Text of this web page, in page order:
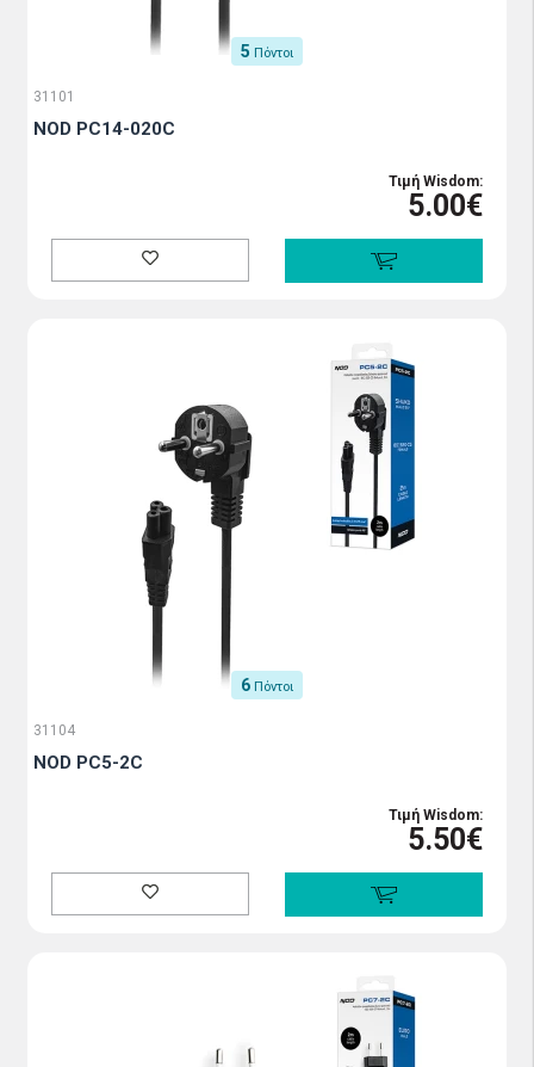
5 Πόντοι
31101
NOD PC14-020C
Τιμή Wisdom:
5.00€
6 Πόντοι
31104
NOD PC5-2C
Τιμή Wisdom:
5.50€